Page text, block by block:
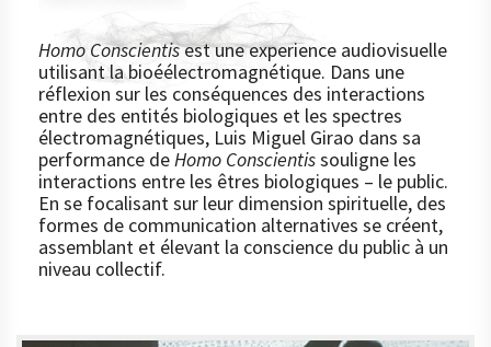
Homo Conscientisest une experience audiovisuelle
utilisant la bioéélectromagnétique. Dans une
réflexion sur les conséquences des interactions
entre des entités biologiques et les spectres
électromagnétiques, Luis Miguel Girao dans sa
performance deHomo Conscientissouligne les
interactions entre les êtres biologiques – le public.
En se focalisant sur leur dimension spirituelle, des
formes de communication alternatives se créent,
assemblant et élevant la conscience du public à un
niveau collectif.